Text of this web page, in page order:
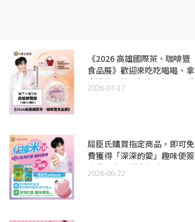
《2026 高雄國際茶、咖啡暨
食品展》歡迎來吃吃喝喝、拿
小禮物、拍照打卡，把深深愛
你全套周邊+毛氈包帶回家！
2026-07-17
屈臣氏購買指定商品，即可免
費獲得「深深的愛」趣味便簽
😍數量有限送完為止~
2026-06-22